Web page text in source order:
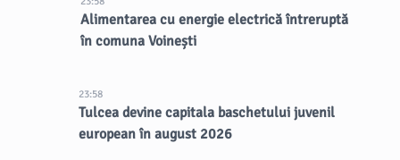
Alimentarea cu energie electrică întreruptă
în comuna Voinești
23:58
Tulcea devine capitala baschetului juvenil
european în august 2026